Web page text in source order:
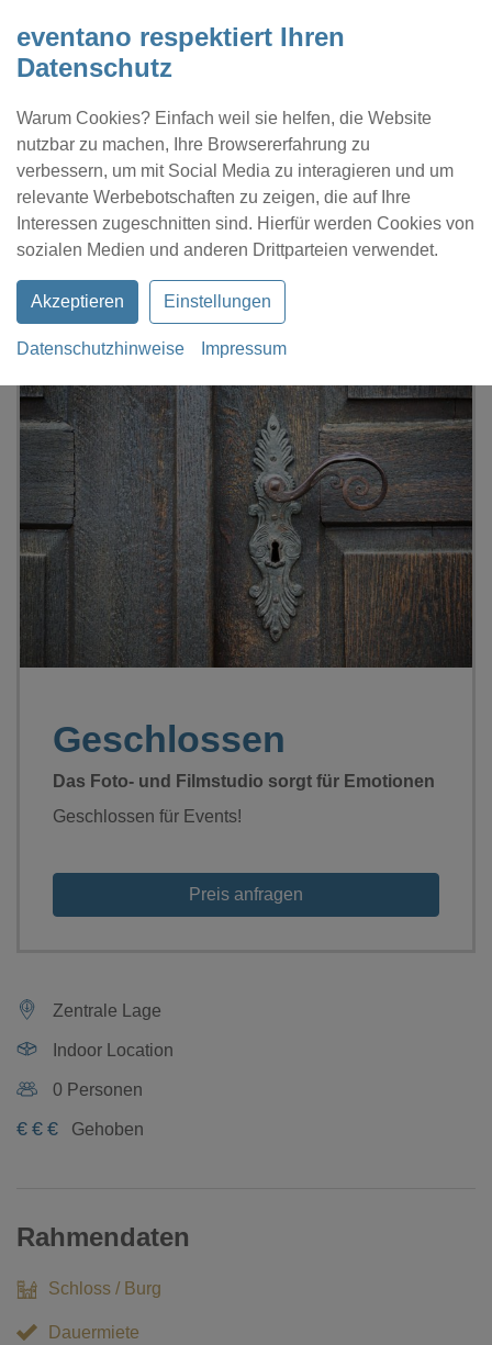
eventano respektiert Ihren
Datenschutz
Warum Cookies? Einfach weil sie helfen, die Website
nutzbar zu machen, Ihre Browsererfahrung zu
verbessern, um mit Social Media zu interagieren und um
relevante Werbebotschaften zu zeigen, die auf Ihre
Interessen zugeschnitten sind. Hierfür werden Cookies von
sozialen Medien und anderen Drittparteien verwendet.
Akzeptieren Einstellungen
Datenschutzhinweise Impressum
Kontakt Location eintragen Profil
Loading...
Geschlossen
Das Foto- und Filmstudio sorgt für Emotionen
Geschlossen für Events!
Preis anfragen
Zentrale Lage
Indoor Location
0 Personen
€ € € Gehoben
Rahmendaten
Schloss / Burg
Dauermiete